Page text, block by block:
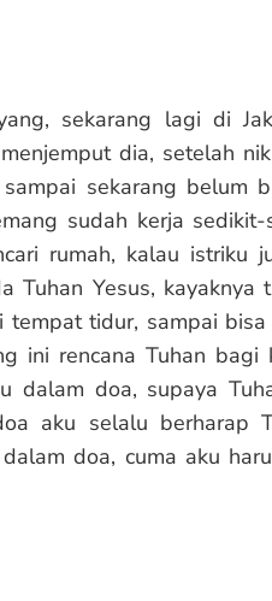
sekarang lagi di
dia, setelah
sekarang belum
sudah kerja
rumah, kalau istriku
Tuhan Yesus,
tidur, sampai
ini rencana Tuhan
dalam doa, supaya
aku selalu berharap
doa, cuma aku